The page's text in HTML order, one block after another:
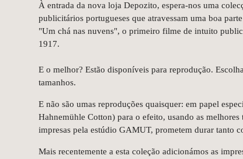
À entrada da nova loja Depozito, espera-nos uma
publicitários portugueses que atravessam uma boa
"Um chá nas nuvens", o primeiro filme de intuito
1917.
E o melhor? Estão disponíveis para reprodução.
tamanhos.
E não são umas reproduções quaisquer: em papel
Hahnemühle Cotton) para o efeito, usando as melhores
impresas pela estúdio GAMUT, prometem durar tanto
Mais recentemente a esta coleção adicionámos as